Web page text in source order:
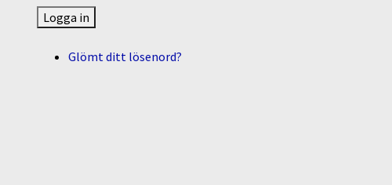
Logga in
Glömt ditt lösenord?